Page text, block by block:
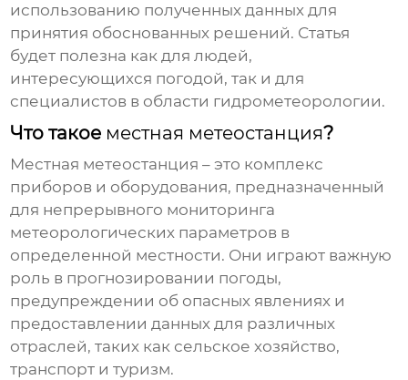
использованию полученных данных для
принятия обоснованных решений. Статья
будет полезна как для людей,
интересующихся погодой, так и для
специалистов в области гидрометеорологии.
Что такое местная метеостанция?
Местная метеостанция – это комплекс
приборов и оборудования, предназначенный
для непрерывного мониторинга
метеорологических параметров в
определенной местности. Они играют важную
роль в прогнозировании погоды,
предупреждении об опасных явлениях и
предоставлении данных для различных
отраслей, таких как сельское хозяйство,
транспорт и туризм.